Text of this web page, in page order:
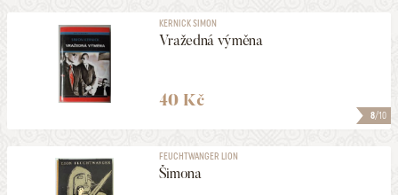
8/10
KERNICK SIMON
Vražedná výměna
40 Kč
FEUCHTWANGER LION
Šimona